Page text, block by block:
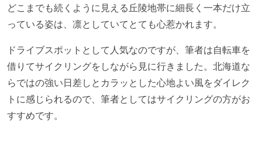
どこまでも続くように見える丘陵地帯に細長く一本だけ立
っている姿は、凛としていてとても心惹かれます。
ドライブスポットとして人気なのですが、筆者は自転車を
借りてサイクリングをしながら見に行きました。北海道な
らではの強い日差しとカラッとした心地よい風をダイレク
トに感じられるので、筆者としてはサイクリングの方がお
すすめです。